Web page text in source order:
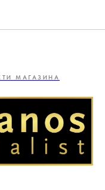
МАГАЗИНА